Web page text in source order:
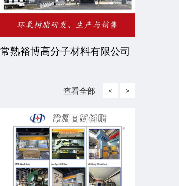
常熟裕博高分子材料有限公司
查看全部 < >